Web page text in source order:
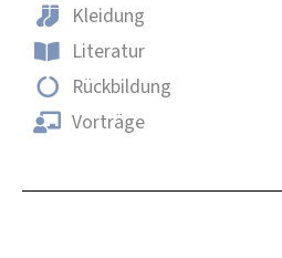
Kleidung
Literatur
Rückbildung
Vorträge